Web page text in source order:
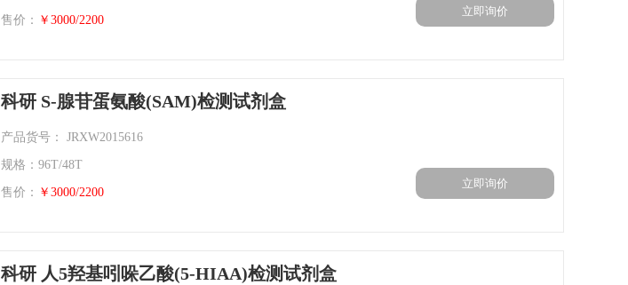
售价： ￥3000/2200
立即询价
科研 S-腺苷蛋氨酸(SAM)检测试剂盒
产品货号： JRXW2015616
规格：96T/48T
售价： ￥3000/2200
立即询价
科研 人5羟基吲哚乙酸(5-HIAA)检测试剂盒